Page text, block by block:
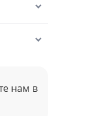
нам в